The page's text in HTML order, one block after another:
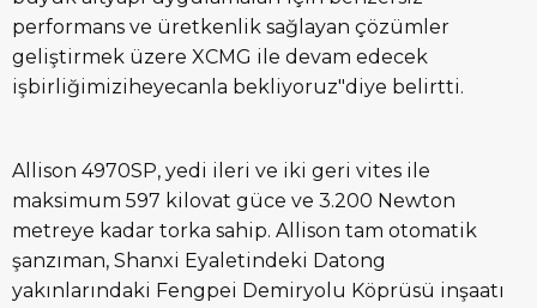
performans ve üretkenlik sağlayan çözümler
geliştirmek üzere XCMG ile devam edecek
işbirliğimiziheyecanla bekliyoruz"diye belirtti.
Allison 4970SP, yedi ileri ve iki geri vites ile
maksimum 597 kilovat güce ve 3.200 Newton
metreye kadar torka sahip. Allison tam otomatik
şanzıman, Shanxi Eyaletindeki Datong
yakınlarındaki Fengpei Demiryolu Köprüsü inşaatı